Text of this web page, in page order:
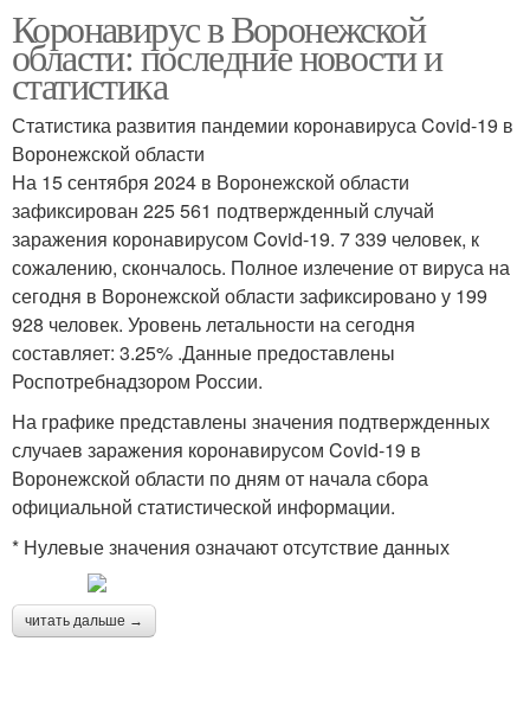
Коронавирус в Воронежской
области: последние новости и
статистика
Статистика развития пандемии коронавируса Covid-19 в
Воронежской области
На 15 сентября 2024 в Воронежской области
зафиксирован 225 561 подтвержденный случай
заражения коронавирусом Covid-19. 7 339 человек, к
сожалению, скончалось. Полное излечение от вируса на
сегодня в Воронежской области зафиксировано у 199
928 человек. Уровень летальности на сегодня
составляет: 3.25% .Данные предоставлены
Роспотребнадзором России.
На графике представлены значения подтвержденных
случаев заражения коронавирусом Covid-19 в
Воронежской области по дням от начала сбора
официальной статистической информации.
* Нулевые значения означают отсутствие данных
читать дальше →